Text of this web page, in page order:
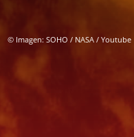
© Imagen: SOHO / NASA / Youtube